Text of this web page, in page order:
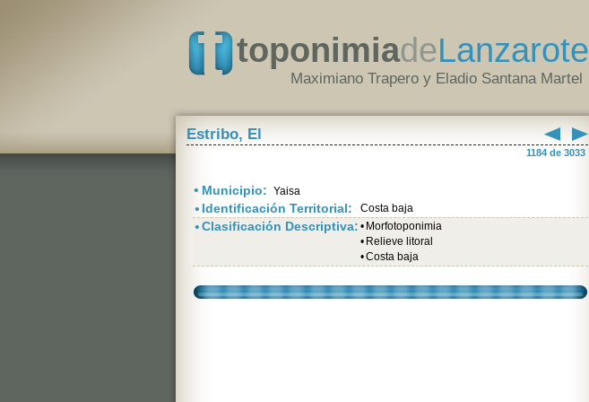
toponimiadeLanzarote
Maximiano Trapero y Eladio Santana Martel
Estribo, El
1184 de 3033
• Municipio: Yaisa
• Identificación Territorial: Costa baja
•Clasificación Descriptiva: • Morfotoponimia
• Relieve litoral
•Costa baja